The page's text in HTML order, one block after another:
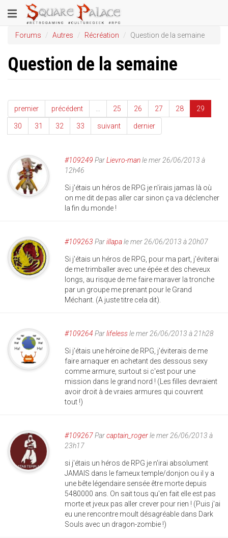
au
contenu
principal
Toggle
navigation
Forums Autres Récréation Question de la semaine
Question de la semaine
premier précédent 25 26 27 28 29
30 31 32 33 suivant dernier
#109249 ParLievro-manle mer 26/06/2013 à
12h46
Si j'étais un héros de RPG je n'irais jamas là où
on me dit de pas aller car sinon ça va déclencher
la fin du monde !
#109263 Parillapale mer 26/06/2013 à 20h07
Si j'étais un héros de RPG, pour ma part, j'éviterai
de me trimballer avec une épée et des cheveux
longs, au risque de me faire maraver la tronche
par un groupe me prenant pour le Grand
Méchant. (A juste titre cela dit).
#109264 Parlifelessle mer 26/06/2013 à 21h28
Si j'étais une héroïne de RPG, j'éviterais de me
faire arnaquer en achetant des dessous sexy
comme armure, surtout si c'est pour une
mission dans le grand nord ! (Les filles devraient
avoir droit à de vraies armures qui couvrent
tout !)
#109267Parcaptain_rogerle mer 26/06/2013 à
23h17
si j'étais un héros de RPG je n'irai absolument
JAMAIS dans le fameux temple/donjon ou il y a
une bête légendaire sensée être morte depuis
5480000 ans. On sait tous qu'en fait elle est pas
morte et jveux pas aller crever pour rien ! (Puis j'ai
eu une rencontre moult désagréable dans Dark
Souls avec un dragon-zombie !)